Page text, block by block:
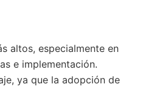
altos, especialmente en
e implementación.
ya que la adopción de